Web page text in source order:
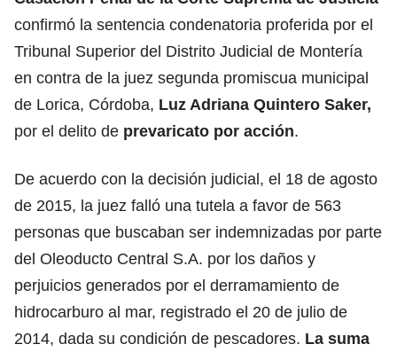
confirmó la sentencia condenatoria proferida por el
Tribunal Superior del Distrito Judicial de Montería
en contra de la juez segunda promiscua municipal
de Lorica, Córdoba, Luz Adriana Quintero Saker,
por el delito de prevaricato por acción.
De acuerdo con la decisión judicial, el 18 de agosto
de 2015, la juez falló una tutela a favor de 563
personas que buscaban ser indemnizadas por parte
del Oleoducto Central S.A. por los daños y
perjuicios generados por el derramamiento de
hidrocarburo al mar, registrado el 20 de julio de
2014, dada su condición de pescadores. La suma